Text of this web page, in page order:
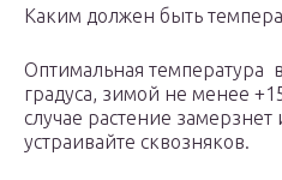
Каким должен быть
Оптимальная температура
градуса, зимой не менее
случае растение
устраивайте сквозняков.